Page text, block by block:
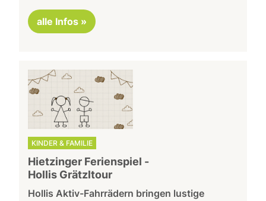
alle Infos »
KINDER & FAMILIE
Hietzinger Ferienspiel -
Hollis Grätzltour
Hollis Aktiv-Fahrrädern bringen lustige